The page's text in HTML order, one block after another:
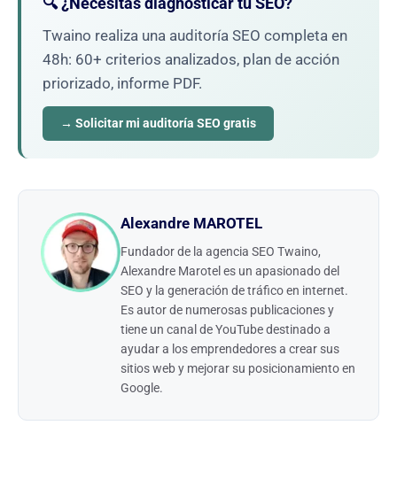
Twaino realiza una auditoría SEO completa en
48h: 60+ criterios analizados, plan de acción
priorizado, informe PDF.
→ Solicitar mi auditoría SEO gratis
Alexandre MAROTEL
Fundador de la agencia SEO Twaino,
Alexandre Marotel es un apasionado del
SEO y la generación de tráfico en internet.
Es autor de numerosas publicaciones y
tiene un canal de YouTube destinado a
ayudar a los emprendedores a crear sus
sitios web y mejorar su posicionamiento en
Google.